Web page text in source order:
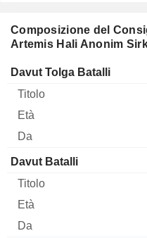
Composizione del
Artemis Hali Anonim
Amministratore Titolo
Davut Tolga Batalli
Davut Batalli